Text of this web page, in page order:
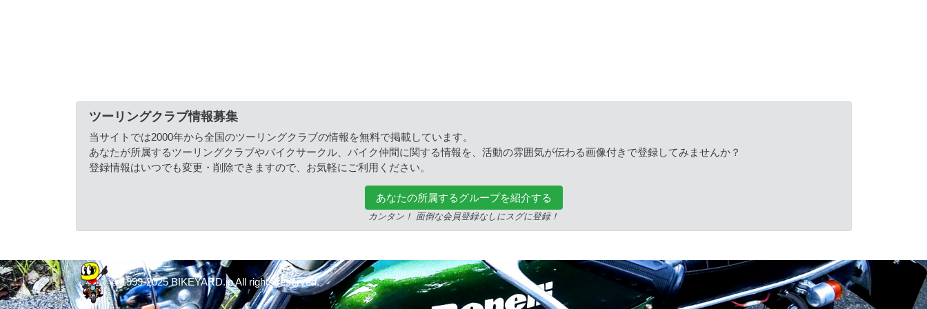
ツーリングクラブ情報募集
当サイトでは2000年から全国のツーリングクラブの情報を無料で掲載しています。
あなたが所属するツーリングクラブやバイクサークル、バイク仲間に関する情報を、活動の雰囲気が伝わる画像付きで登録してみませんか？
登録情報はいつでも変更・削除できますので、お気軽にご利用ください。
あなたの所属するグループを紹介する
カンタン！ 面倒な会員登録なしにスグに登録！
© 1999-2025 BIKEYARD.jp All rights reserved.